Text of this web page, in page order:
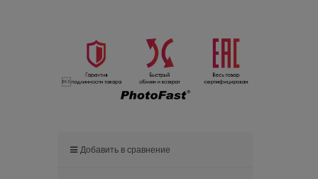

Добавить в сравнение